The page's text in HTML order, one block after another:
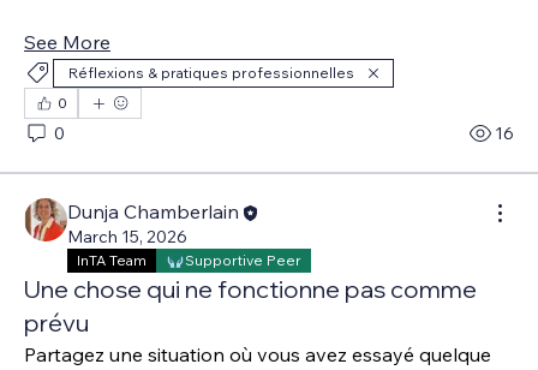
See More
Réflexions & pratiques professionnelles
0
0 16
Dunja Chamberlain
March 15, 2026
InTA Team Supportive Peer
Une chose qui ne fonctionne pas comme
prévu
Partagez une situation où vous avez essayé quelque